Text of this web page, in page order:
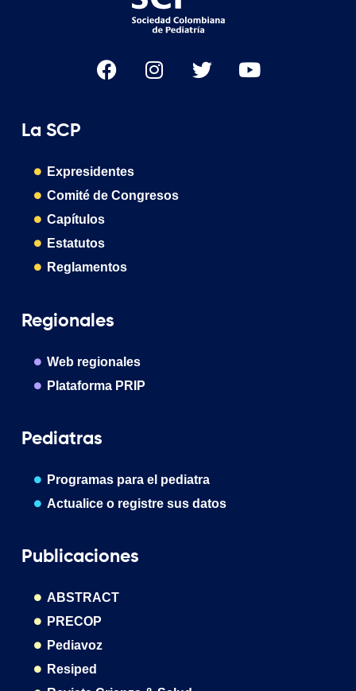
La SCP
Expresidentes
Comité de Congresos
Capítulos
Estatutos
Reglamentos
Regionales
Web regionales
Plataforma PRIP
Pediatras
Programas para el pediatra
Actualice o registre sus datos
Publicaciones
ABSTRACT
PRECOP
Pediavoz
Resiped